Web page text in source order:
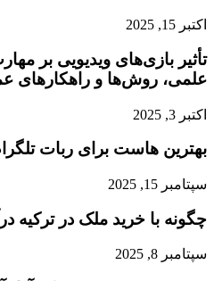
اکتبر 15, 2025
تأثیر بازی‌های ویدیویی بر
علمی، روش‌ها و راهکارهای
اکتبر 3, 2025
بهترین هاست برای ربات
سپتامبر 15, 2025
چگونه با خرید ملک در ترکیه
سپتامبر 8, 2025